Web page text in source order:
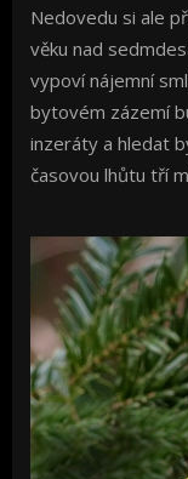
Nedovedu si ale
věku nad
vypoví nájemní
bytovém zázemí
inzeráty a hledat
časovou lhůtu tří